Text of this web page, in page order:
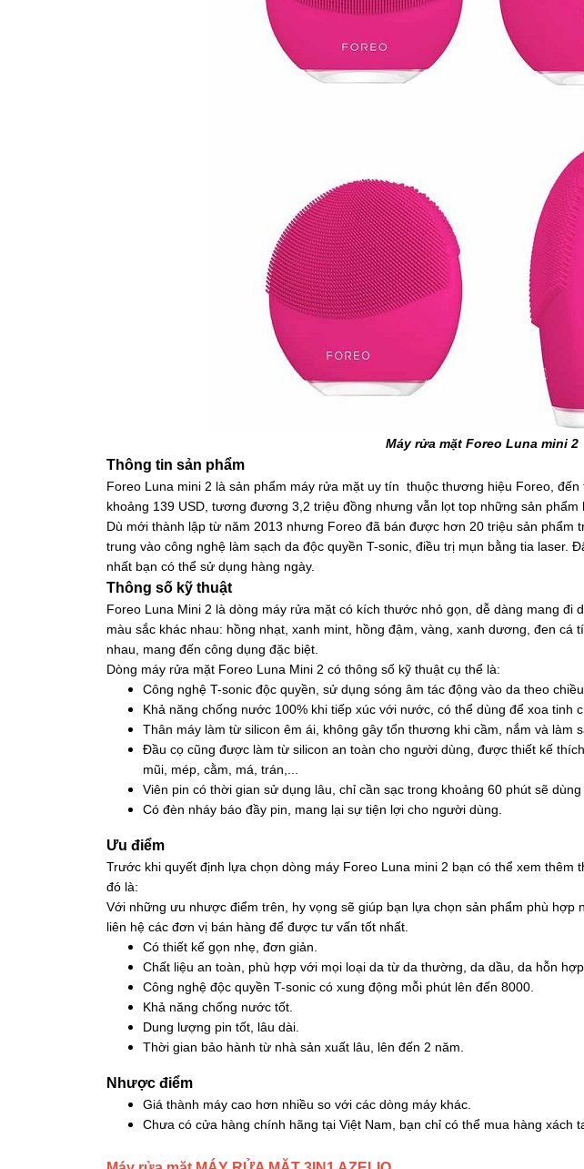
Máy rửa mặt Foreo Luna mini 2
Thông tin sản phẩm
Foreo Luna mini 2 là sản phẩm máy rửa mặt uy tín thuộc thương hiệu Foreo, đến
khoảng 139 USD, tương đương 3,2 triệu đồng nhưng vẫn lọt top những sản phẩm
Dù mới thành lập từ năm 2013 nhưng Foreo đã bán được hơn 20 triệu sản phẩm
trung vào công nghệ làm sạch da độc quyền T-sonic, điều trị mụn bằng tia laser.
nhất bạn có thể sử dụng hàng ngày.
Thông số kỹ thuật
Foreo Luna Mini 2 là dòng máy rửa mặt có kích thước nhỏ gọn, dễ dàng mang đi
màu sắc khác nhau: hồng nhạt, xanh mint, hồng đậm, vàng, xanh dương, đen cá
nhau, mang đến công dụng đặc biệt.
Dòng máy rửa mặt Foreo Luna Mini 2 có thông số kỹ thuật cụ thể là:
Công nghệ T-sonic độc quyền, sử dụng sóng âm tác động vào da theo
Khả năng chống nước 100% khi tiếp xúc với nước, có thể dùng để xoa tinh
Thân máy làm từ silicon êm ái, không gây tổn thương khi cầm, nắm và làm
Đầu cọ cũng được làm từ silicon an toàn cho người dùng, được thiết kế
mũi, mép, cằm, má, trán,...
Viên pin có thời gian sử dụng lâu, chỉ cần sạc trong khoảng 60 phút sẽ
Có đèn nháy báo đầy pin, mang lại sự tiện lợi cho người dùng.
Ưu điểm
Trước khi quyết định lựa chọn dòng máy Foreo Luna mini 2 bạn có thể xem thêm
đó là:
Với những ưu nhược điểm trên, hy vọng sẽ giúp bạn lựa chọn sản phẩm phù hợp
liên hệ các đơn vị bán hàng để được tư vấn tốt nhất.
Có thiết kế gọn nhẹ, đơn giản.
Chất liệu an toàn, phù hợp với mọi loại da từ da thường, da dầu, da hỗn
Công nghệ độc quyền T-sonic có xung động mỗi phút lên đến 8000.
Khả năng chống nước tốt.
Dung lượng pin tốt, lâu dài.
Thời gian bảo hành từ nhà sản xuất lâu, lên đến 2 năm.
Nhược điểm
Giá thành máy cao hơn nhiều so với các dòng máy khác.
Chưa có cửa hàng chính hãng tại Việt Nam, bạn chỉ có thể mua hàng xách